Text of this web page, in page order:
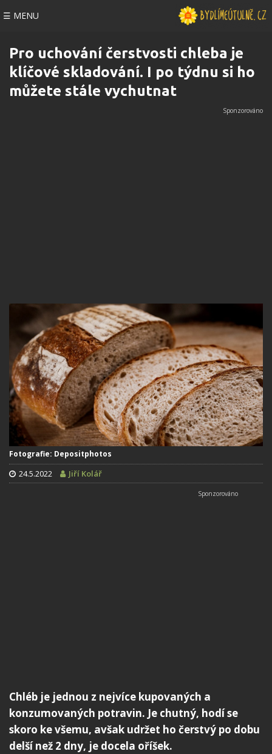
☰ MENU
Pro uchování čerstvosti chleba je
klíčové skladování. I po týdnu si ho
můžete stále vychutnat
Fotografie: Depositphotos
24.5.2022 Jiří Kolář
Chléb je jednou z nejvíce kupovaných a
konzumovaných potravin. Je chutný, hodí se
skoro ke všemu, avšak udržet ho čerstvý po dobu
delší než 2 dny, je docela oříšek.